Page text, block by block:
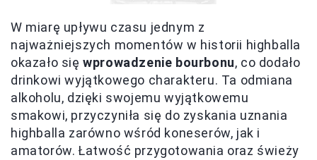
W miarę upływu czasu jednym z
najważniejszych momentów w historii highballa
okazało sięwprowadzenie bourbonu, co dodało
drinkowi wyjątkowego charakteru. Ta odmiana
alkoholu, dzięki swojemu wyjątkowemu
smakowi, przyczyniła się do zyskania uznania
highballa zarówno wśród koneserów, jak i
amatorów. Łatwość przygotowania oraz świeży